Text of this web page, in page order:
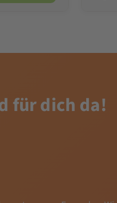
für dich da!